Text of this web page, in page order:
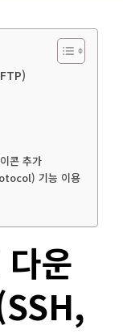
콘 추가
기능 이용
운